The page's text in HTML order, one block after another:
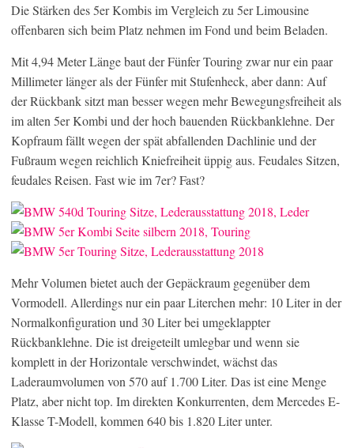
Die Stärken des 5er Kombis im Vergleich zu 5er Limousine
offenbaren sich beim Platz nehmen im Fond und beim Beladen.
Mit 4,94 Meter Länge baut der Fünfer Touring zwar nur ein paar
Millimeter länger als der Fünfer mit Stufenheck, aber dann: Auf
der Rückbank sitzt man besser wegen mehr Bewegungsfreiheit als
im alten 5er Kombi und der hoch bauenden Rückbanklehne. Der
Kopfraum fällt wegen der spät abfallenden Dachlinie und der
Fußraum wegen reichlich Kniefreiheit üppig aus. Feudales Sitzen,
feudales Reisen. Fast wie im 7er? Fast?
Mehr Volumen bietet auch der Gepäckraum gegenüber dem
Vormodell. Allerdings nur ein paar Literchen mehr: 10 Liter in der
Normalkonfiguration und 30 Liter bei umgeklappter
Rückbanklehne. Die ist dreigeteilt umlegbar und wenn sie
komplett in der Horizontale verschwindet, wächst das
Laderaumvolumen von 570 auf 1.700 Liter. Das ist eine Menge
Platz, aber nicht top. Im direkten Konkurrenten, dem Mercedes E-
Klasse T-Modell, kommen 640 bis 1.820 Liter unter.